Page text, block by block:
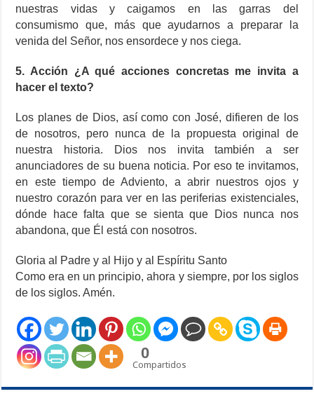
nuestras vidas y caigamos en las garras del
consumismo que, más que ayudarnos a preparar la
venida del Señor, nos ensordece y nos ciega.
5. Acción ¿A qué acciones concretas me invita a
hacer el texto?
Los planes de Dios, así como con José, difieren de los
de nosotros, pero nunca de la propuesta original de
nuestra historia. Dios nos invita también a ser
anunciadores de su buena noticia. Por eso te invitamos,
en este tiempo de Adviento, a abrir nuestros ojos y
nuestro corazón para ver en las periferias existenciales,
dónde hace falta que se sienta que Dios nunca nos
abandona, que Él está con nosotros.
Gloria al Padre y al Hijo y al Espíritu Santo
Como era en un principio, ahora y siempre, por los siglos
de los siglos. Amén.
0
Compartidos